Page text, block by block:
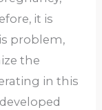
it is
problem,
the
in this